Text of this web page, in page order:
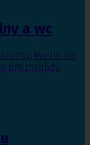
a wc
, Madla do
pro invalidy,